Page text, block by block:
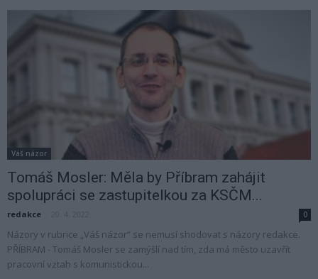
Váš názor
Tomáš Mosler: Měla by Příbram zahájit
spolupráci se zastupitelkou za KSČM...
redakce 0
Názory v rubrice „Váš názor“ se nemusí shodovat s názory redakce.
PŘÍBRAM - Tomáš Mosler se zamýšlí nad tím, zda má město uzavřít
pracovní vztah s komunistickou...